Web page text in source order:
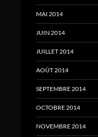
MAI 2014
JUIN 2014
JUILLET 2014
AOÛT 2014
SEPTEMBRE 2014
OCTOBRE 2014
NOVEMBRE 2014